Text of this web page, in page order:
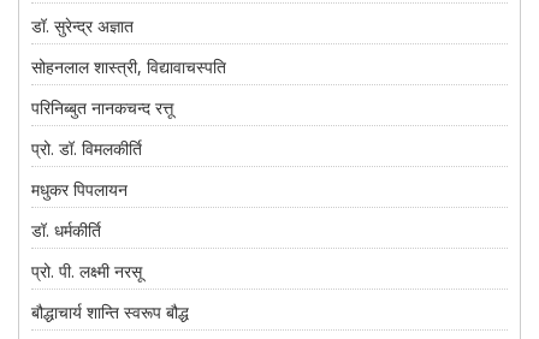
डॉ. सुरेन्द्र अज्ञात
सोहनलाल शास्त्री, विद्यावाचस्पति
परिनिब्बुत नानकचन्द रत्तू
प्रो. डॉ. विमलकीर्ति
मधुकर पिपलायन
डॉ. धर्मकीर्ति
प्रो. पी. लक्ष्मी नरसू
बौद्धाचार्य शान्ति स्वरूप बौद्ध